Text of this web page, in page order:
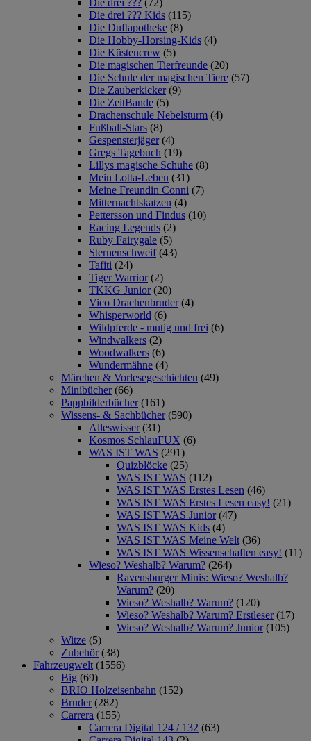
Die drei ??? (72)
Die drei ??? Kids (115)
Die Duftapotheke (8)
Die Hobby-Horsing-Kids (4)
Die Küstencrew (5)
Die magischen Tierfreunde (20)
Die Schule der magischen Tiere (57)
Die Zauberkicker (9)
Die ZeitBande (5)
Drachenschule Nebelsturm (4)
Fußball-Stars (8)
Gespensterjäger (4)
Gregs Tagebuch (19)
Lillys magische Schuhe (8)
Mein Lotta-Leben (31)
Meine Freundin Conni (7)
Mitternachtskatzen (4)
Pettersson und Findus (10)
Racing Legends (2)
Ruby Fairygale (5)
Sternenschweif (43)
Tafiti (24)
Tiger Warrior (2)
TKKG Junior (20)
Vico Drachenbruder (4)
Whisperworld (6)
Wildpferde - mutig und frei (6)
Windwalkers (2)
Woodwalkers (6)
Wundermähne (4)
Märchen & Vorlesegeschichten (49)
Minibücher (66)
Pappbilderbücher (161)
Wissens- & Sachbücher (590)
Alleswisser (31)
Kosmos SchlauFUX (6)
WAS IST WAS (291)
Quizblöcke (25)
WAS IST WAS (112)
WAS IST WAS Erstes Lesen (46)
WAS IST WAS Erstes Lesen easy! (21)
WAS IST WAS Junior (47)
WAS IST WAS Kids (4)
WAS IST WAS Meine Welt (36)
WAS IST WAS Wissenschaften easy! (11)
Wieso? Weshalb? Warum? (264)
Ravensburger Minis: Wieso? Weshalb?
Warum? (20)
Wieso? Weshalb? Warum? (120)
Wieso? Weshalb? Warum? Erstleser (17)
Wieso? Weshalb? Warum? Junior (105)
Witze (5)
Zubehör (38)
Fahrzeugwelt (1556)
Big (69)
BRIO Holzeisenbahn (152)
Bruder (282)
Carrera (155)
Carrera Digital 124 / 132 (63)